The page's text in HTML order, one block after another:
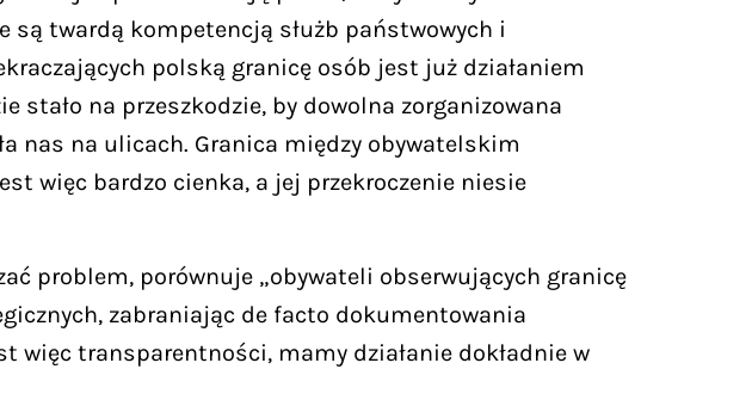
są twardą kompetencją służb państwowych i
polską granicę osób jest już działaniem
na przeszkodzie, by dowolna zorganizowana
nas na ulicach. Granica między obywatelskim
więc bardzo cienka, a jej przekroczenie niesie
problem, porównuje „obywateli obserwujących granicę
zabraniając de facto dokumentowania
więc transparentności, mamy działanie dokładnie w